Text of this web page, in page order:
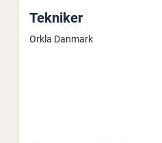
Tekniker
Orkla Danmark